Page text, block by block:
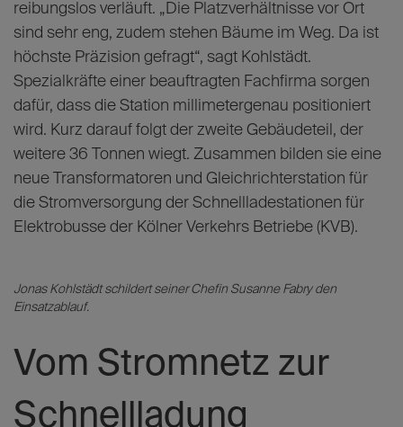
reibungslos verläuft. „Die Platzverhältnisse vor Ort
sind sehr eng, zudem stehen Bäume im Weg. Da ist
höchste Präzision gefragt“, sagt Kohlstädt.
Spezialkräfte einer beauftragten Fachfirma sorgen
dafür, dass die Station millimetergenau positioniert
wird. Kurz darauf folgt der zweite Gebäudeteil, der
weitere 36 Tonnen wiegt. Zusammen bilden sie eine
neue Transformatoren und Gleichrichterstation für
die Stromversorgung der Schnellladestationen für
Elektrobusse der Kölner Verkehrs Betriebe (KVB).